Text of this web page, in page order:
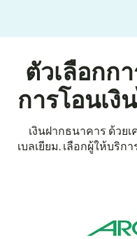
ตัวเลือกก
การโอนเงิ
เงินฝากธนาคาร ด้วย
เบลเยียม. เลือกผู้ให้บริ